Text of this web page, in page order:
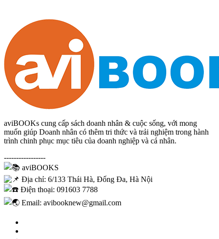
aviBOOKs cung cấp sách doanh nhân & cuộc sống, với mong
muốn giúp Doanh nhân có thêm tri thức và trải nghiệm trong hành
trình chinh phục mục tiêu của doanh nghiệp và cá nhân.
-----------------
aviBOOKS
Địa chỉ: 6/133 Thái Hà, Đống Đa, Hà Nội
Điện thoại: 091603 7788
Email: avibooknew@gmail.com